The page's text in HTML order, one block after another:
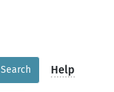
Search Help